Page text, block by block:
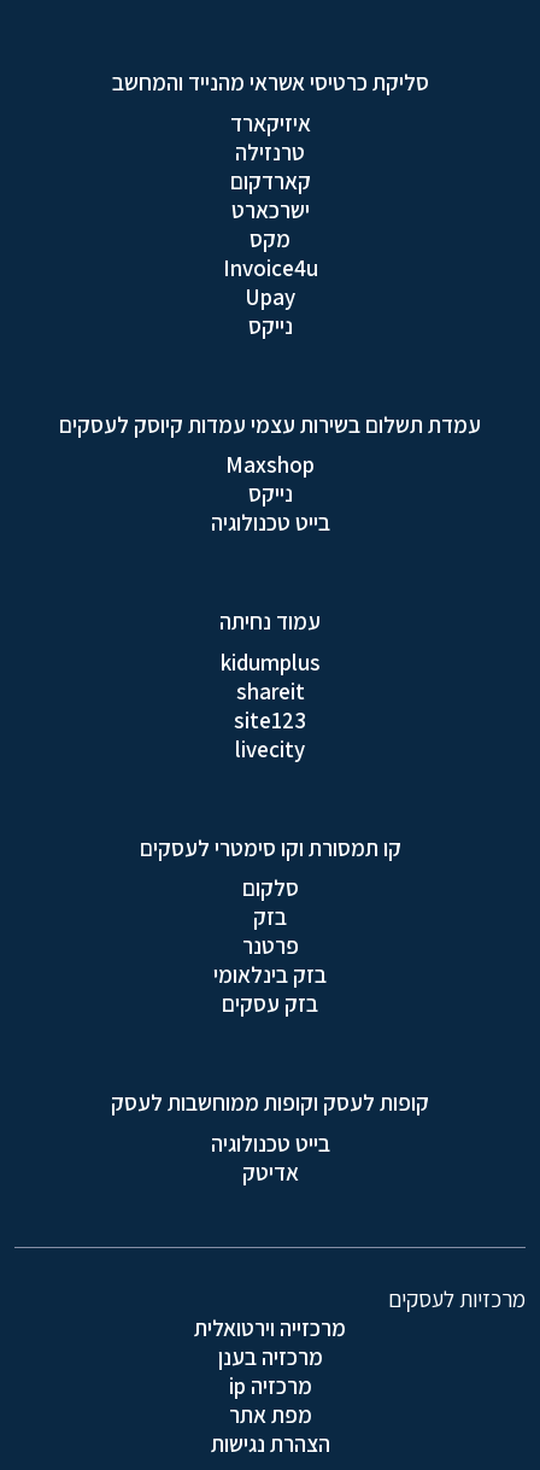
סליקת כרטיסי אשראי מהנייד והמחשב
איזיקארד
טרנזילה
קארדקום
ישרכארט
מקס
Invoice4u
Upay
נייקס
עמדת תשלום בשירות עצמי עמדות קיוסק לעסקים
Maxshop
נייקס
בייט טכנולוגיה
עמוד נחיתה
kidumplus
shareit
site123
livecity
קו תמסורת וקו סימטרי לעסקים
סלקום
בזק
פרטנר
בזק בינלאומי
בזק עסקים
קופות לעסק וקופות ממוחשבות לעסק
בייט טכנולוגיה
אדיטק
מרכזיות לעסקים
מרכזייה וירטואלית
מרכזיה בענן
מרכזיה ip
מפת אתר
הצהרת נגישות